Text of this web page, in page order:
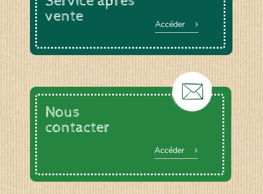
Le YOGA ou le BAIN DE GONG, animée par
Anne DEVOUGE
Un ATELIER PRATIQUE ET THEORIQUE
autour du jardinage, biodynamie, la graine…
La RANDONNEE PEDESTRE pour profiter des
chemins bucoliques des environs
Et d’autres activités diverses : cuisine,
vannerie, inventaires sur notre domaine avec
un expert de la LPO, géobiologie…
vente
Accéder
Nous
contacter
Accéder